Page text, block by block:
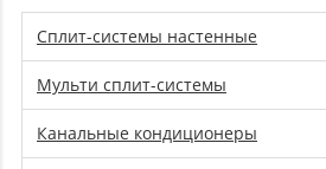
Сплит-системы настенные
Мульти сплит-системы
Канальные кондиционеры